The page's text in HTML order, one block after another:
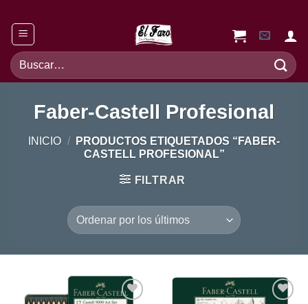
contenido
Buscar
por:
Faber-Castell Profesional
INICIO /
PRODUCTOS ETIQUETADOS “FABER-
CASTELL PROFESIONAL”
FILTRAR